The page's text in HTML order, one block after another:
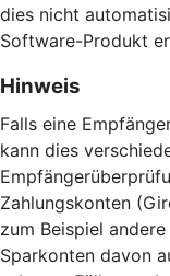
dies nicht
Software-Produkt
Hinweis
Falls eine
kann dies
Zahlungskonten
zum Beispiel
Sparkonten davon